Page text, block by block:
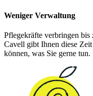
Weniger Verwaltung
Pflegekräfte verbringen
Cavell gibt Ihnen diese
können, was Sie gerne tun.